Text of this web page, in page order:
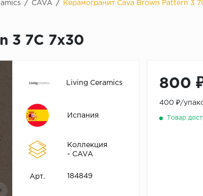
/ CAVA / Керамогранит Cava Brown Pattern 3
3 7C 7x30
Living Ceramics
Испания
Коллекция
- CAVA
Арт. 184849
800
400 ₽/
Товар